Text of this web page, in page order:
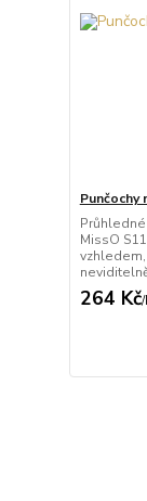
Punčochy
MissO
264 Kč/